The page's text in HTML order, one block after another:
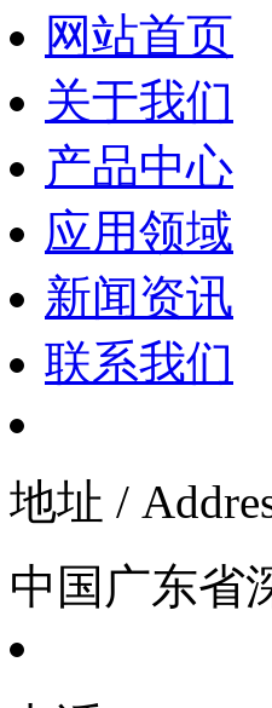
网站首页
关于我们
产品中心
应用领域
新闻资讯
联系我们
地址 /
中国广东省